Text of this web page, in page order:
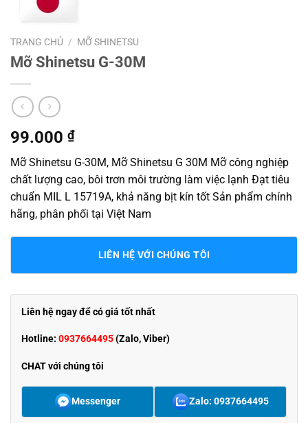
TRANG CHỦ / MỠ SHINETSU
Mỡ Shinetsu G-30M
99.000 ₫
Mỡ Shinetsu G-30M, Mỡ Shinetsu G 30M Mỡ công nghiệp
chất lượng cao, bôi trơn môi trường làm việc lạnh Đạt tiêu
chuẩn MIL L 15719A, khả năng bịt kín tốt Sản phẩm chính
hãng, phân phối tại Việt Nam
LIÊN HỆ VỚI CHÚNG TÔI
Liên hệ ngay để có giá tốt nhất
Hotline: 0937664495(Zalo, Viber)
CHAT với chúng tôi
Messenger Zalo: 0937664495